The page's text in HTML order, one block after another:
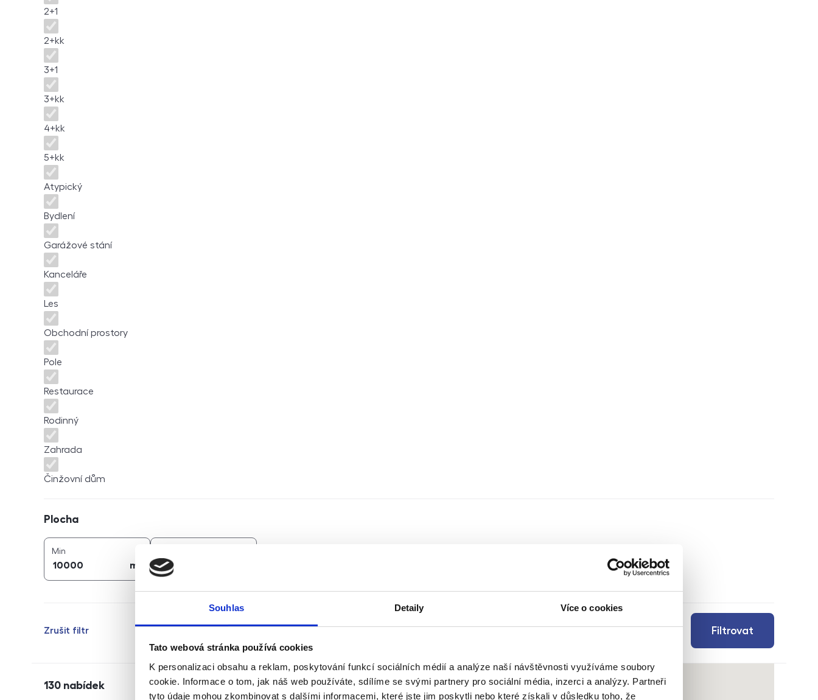
Souhlas Detaily Více o cookies
Tato webová stránka používá cookies
K personalizaci obsahu a reklam, poskytování funkcí sociálních médií a analýze naší návštěvnosti využíváme soubory
cookie. Informace o tom, jak náš web používáte, sdílíme se svými partnery pro sociální média, inzerci a analýzy. Partneři
tyto údaje mohou zkombinovat s dalšími informacemi, které jste jim poskytli nebo které získali v důsledku toho, že
2+1
2+kk
3+1
3+kk
4+kk
5+kk
Atypický
Bydlení
Garážové stání
Kanceláře
Les
Obchodní prostory
Pole
Restaurace
Rodinný
Zahrada
Činžovní dům
Plocha
Min
m
Filtrovat
Zrušit filtr
130 nabídek Řazení
Měna